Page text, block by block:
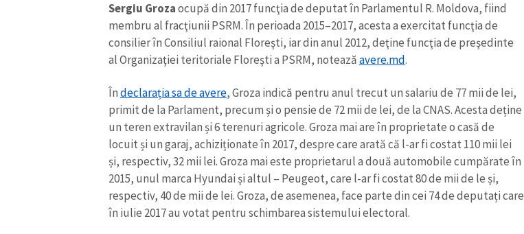
Sergiu Grozaocupă din 2017 funcţia de deputat în Parlamentul R. Moldova, fiind
membru al fracţiunii PSRM. În perioada 2015–2017, acesta a exercitat funcţia de
consilier în Consiliul raional Floreşti, iar din anul 2012, deţine funcţia de preşedinte
al Organizaţiei teritoriale Floreşti a PSRM, noteazăavere.md.
Îndeclarația sa de avere, Groza indică pentru anul trecut un salariu de 77 mii de lei,
primit de la Parlament, precum și o pensie de 72 mii de lei, de la CNAS. Acesta deține
un teren extravilan și 6 terenuri agricole. Groza mai are în proprietate o casă de
locuit și un garaj, achiziționate în 2017, despre care arată că l-ar fi costat 110 mii lei
și, respectiv, 32 mii lei. Groza mai este proprietarul a două automobile cumpărate în
2015, unul marca Hyundai și altul – Peugeot, care l-ar fi costat 80 de mii de le și,
respectiv, 40 de mii de lei. Groza, de asemenea, face parte din cei 74 de deputați care
în iulie 2017 au votat pentru schimbarea sistemului electoral.